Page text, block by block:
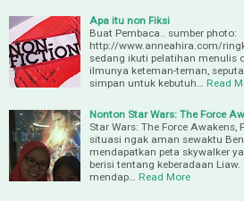
Apa itu non Fiksi
Buat Pembaca.. sumber photo:
http://www.anneahira.com/
sedang ikuti pelatihan menulis
ilmunya keteman-teman,
simpan untuk kebutuh… Read
Nonton Star Wars: The Force
Star Wars: The Force Awakens,
situasi ngak aman sewaktu
mendapatkan peta skywalker
berisi tentang keberadaan
mendap… Read More